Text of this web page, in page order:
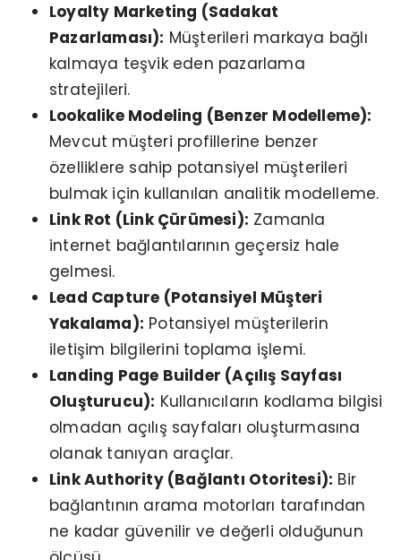
Loyalty Marketing (Sadakat
Pazarlaması): Müşterileri markaya bağlı
kalmaya teşvik eden pazarlama
stratejileri.
Lookalike Modeling (Benzer Modelleme):
Mevcut müşteri profillerine benzer
özelliklere sahip potansiyel müşterileri
bulmak için kullanılan analitik modelleme.
Link Rot (Link Çürümesi): Zamanla
internet bağlantılarının geçersiz hale
gelmesi.
Lead Capture (Potansiyel Müşteri
Yakalama): Potansiyel müşterilerin
iletişim bilgilerini toplama işlemi.
Landing Page Builder (Açılış Sayfası
Oluşturucu): Kullanıcıların kodlama bilgisi
olmadan açılış sayfaları oluşturmasına
olanak tanıyan araçlar.
Link Authority (Bağlantı Otoritesi): Bir
bağlantının arama motorları tarafından
ne kadar güvenilir ve değerli olduğunun